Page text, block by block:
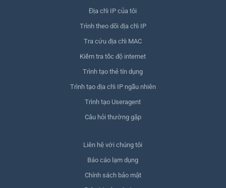
Địa chỉ IP của tôi
Trình theo dõi địa chỉ IP
Tra cứu địa chỉ MAC
Kiểm tra tốc độ internet
Trình tạo thẻ tín dụng
Trình tạo địa chỉ IP ngẫu nhiên
Trình tạo Useragent
Câu hỏi thường gặp
Liên hệ với chúng tôi
Báo cáo lạm dụng
Chính sách bảo mật